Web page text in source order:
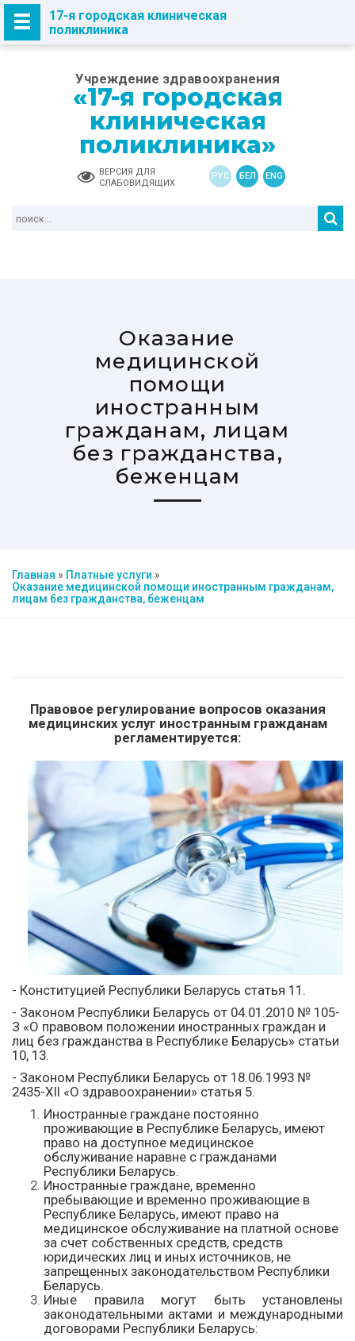
Учреждение здравоохранения
«17-я городская
клиническая
поликлиника»
ВЕРСИЯ ДЛЯ
СЛАБОВИДЯЩИХ
РУС БЕЛ ENG
17-я городская клиническая
поликлиника
Оказание
медицинской
помощи
иностранным
гражданам, лицам
без гражданства,
беженцам
Главная » Платные услуги »
Оказание медицинской помощи иностранным гражданам,
лицам без гражданства, беженцам
Правовое регулирование вопросов оказания
медицинских услуг иностранным гражданам
регламентируется:
- Конституцией Республики Беларусь статья 11.
- Законом Республики Беларусь от 04.01.2010 № 105-
З «О правовом положении иностранных граждан и
лиц без гражданства в Республике Беларусь» статьи
10, 13.
- Законом Республики Беларусь от 18.06.1993 №
2435-XII «О здравоохранении» статья 5.
Иностранные граждане постоянно
проживающие в Республике Беларусь, имеют
право на доступное медицинское
обслуживание наравне с гражданами
Республики Беларусь.
Иностранные граждане, временно
пребывающие и временно проживающие в
Республике Беларусь, имеют право на
медицинское обслуживание на платной основе
за счет собственных средств, средств
юридических лиц и иных источников, не
запрещенных законодательством Республики
Беларусь.
Иные правила могут быть установлены
законодательными актами и международными
договорами Республики Беларусь: